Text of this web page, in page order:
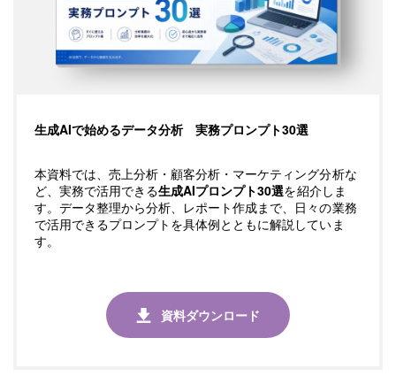
生成AIで始めるデータ分析 実務プロンプト30選
本資料では、売上分析・顧客分析・マーケティング分析な
ど、実務で活用できる生成AIプロンプト30選を紹介しま
す。データ整理から分析、レポート作成まで、日々の業務
で活用できるプロンプトを具体例とともに解説していま
す。
資料ダウンロード